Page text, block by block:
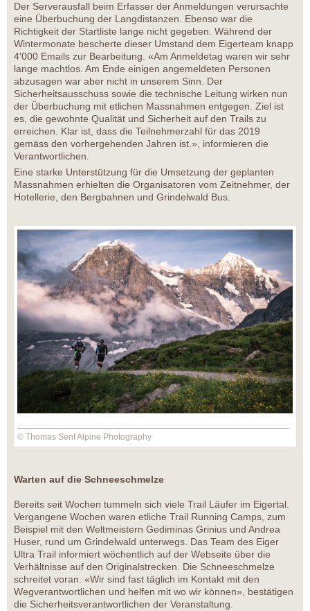
Der Serverausfall beim Erfasser der Anmeldungen verursachte
eine Überbuchung der Langdistanzen. Ebenso war die
Richtigkeit der Startliste lange nicht gegeben. Während der
Wintermonate bescherte dieser Umstand dem Eigerteam knapp
4'000 Emails zur Bearbeitung. «Am Anmeldetag waren wir sehr
lange machtlos. Am Ende einigen angemeldeten Personen
abzusagen war aber nicht in unserem Sinn. Der
Sicherheitsausschuss sowie die technische Leitung wirken nun
der Überbuchung mit etlichen Massnahmen entgegen. Ziel ist
es, die gewohnte Qualität und Sicherheit auf den Trails zu
erreichen. Klar ist, dass die Teilnehmerzahl für das 2019
gemäss den vorhergehenden Jahren ist.», informieren die
Verantwortlichen.
Eine starke Unterstützung für die Umsetzung der geplanten
Massnahmen erhielten die Organisatoren vom Zeitnehmer, der
Hotellerie, den Bergbahnen und Grindelwald Bus.
© Thomas Senf Alpine Photography
Warten auf die Schneeschmelze
Bereits seit Wochen tummeln sich viele Trail Läufer im Eigertal.
Vergangene Wochen waren etliche Trail Running Camps, zum
Beispiel mit den Weltmeistern Gediminas Grinius und Andrea
Huser, rund um Grindelwald unterwegs. Das Team des Eiger
Ultra Trail informiert wöchentlich auf der Webseite über die
Verhältnisse auf den Originalstrecken. Die Schneeschmelze
schreitet voran. «Wir sind fast täglich im Kontakt mit den
Wegverantwortlichen und helfen mit wo wir können», bestätigen
die Sicherheitsverantwortlichen der Veranstaltung.